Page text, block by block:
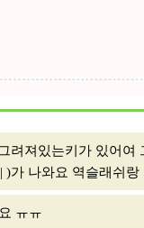
려져있는키가 있어
)가 나와요 역슬래쉬
ㅠㅠ